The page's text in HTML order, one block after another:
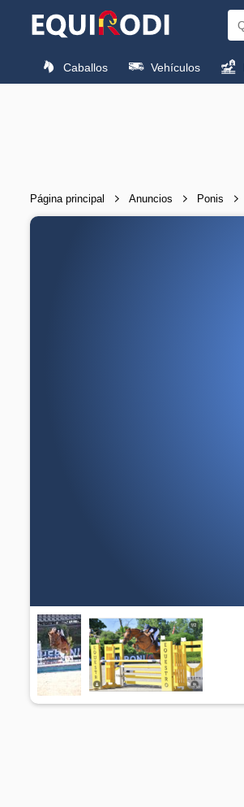
Caballos Vehículos
Página principal Anuncios Ponis